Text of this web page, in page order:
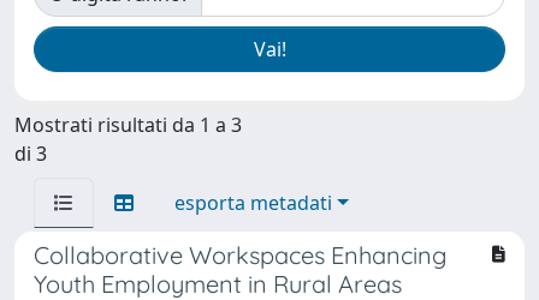
Mostrati risultati da 1 a 3
di 3
esporta metadati
Collaborative Workspaces Enhancing
Youth Employment in Rural Areas